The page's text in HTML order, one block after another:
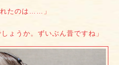
たのは……」
ょうか。ずいぶん昔ですね」